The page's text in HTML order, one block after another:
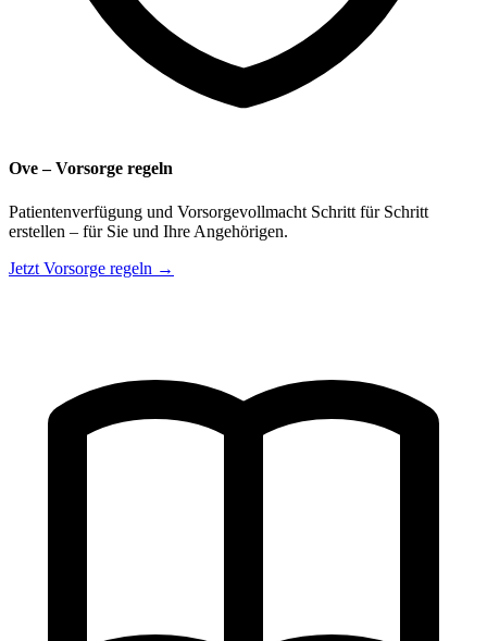
Ove – Vorsorge regeln
Patientenverfügung und Vorsorgevollmacht Schritt für Schritt
erstellen – für Sie und Ihre Angehörigen.
Jetzt Vorsorge regeln →